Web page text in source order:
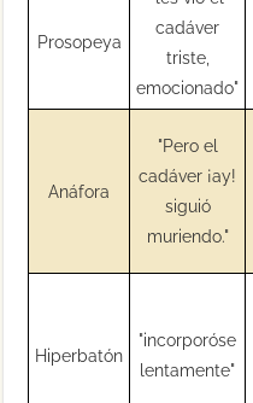
Prosopeya
cadáver
triste,
emocionado"
Anáfora
"Pero el
cadáver ¡ay!
siguió
muriendo."
Hiperbatón
"incorporóse
lentamente"